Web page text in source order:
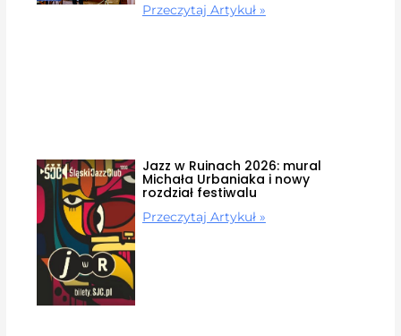
Przeczytaj Artykuł »
Jazz w Ruinach 2026: mural
Michała Urbaniaka i nowy
rozdział festiwalu
Przeczytaj Artykuł »